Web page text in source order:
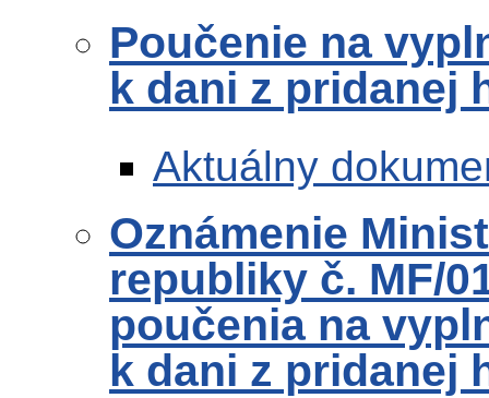
Poučenie na
k dani z pridanej
Aktuálny
Oznámenie
republiky č. MF/
poučenia na
k dani z pridanej